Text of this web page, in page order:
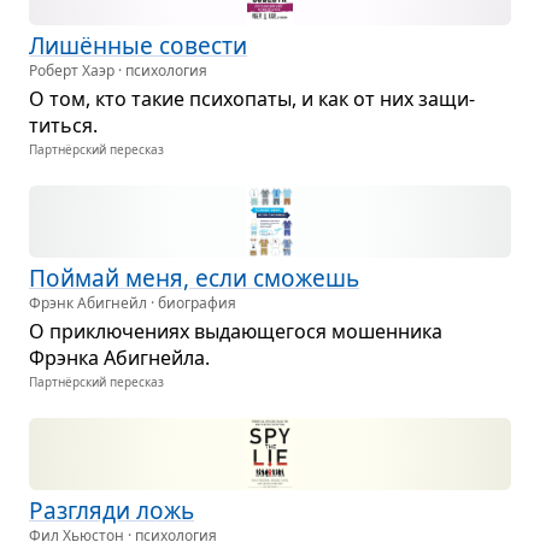
Лишён­ные сове­сти
Роберт Хаэр · психология
О том, кто такие пси­хо­паты, и как от них защи­
титься.
Партнёрский пересказ
Поймай меня, если смо­жешь
Фрэнк Абигнейл · биография
О при­клю­че­ниях выда­ю­ще­гося мошен­ника
Фрэнка Абиг­нейла.
Партнёрский пересказ
Раз­гляди ложь
Фил Хьюстон · психология